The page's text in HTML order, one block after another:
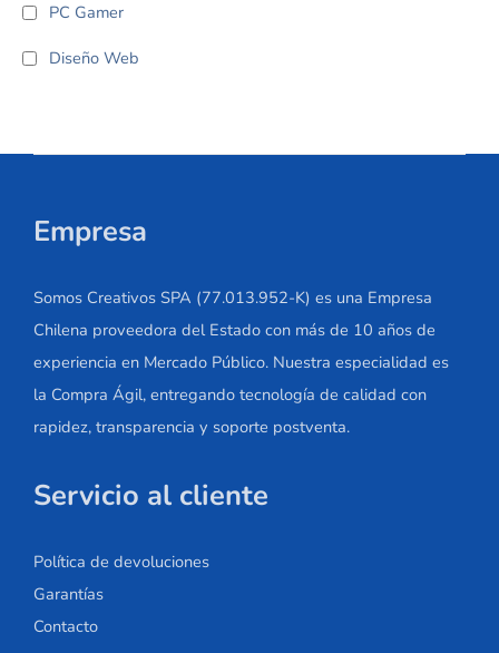
PC Gamer
Diseño Web
Empresa
Somos Creativos SPA (77.013.952-K) es una Empresa
Chilena proveedora del Estado con más de 10 años de
experiencia en Mercado Público. Nuestra especialidad es
la Compra Ágil, entregando tecnología de calidad con
rapidez, transparencia y soporte postventa.
Servicio al cliente
Política de devoluciones
Garantías
Contacto